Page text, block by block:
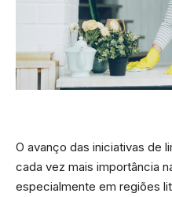
O avanço das iniciativas de
cada vez mais importância
especialmente em regiões